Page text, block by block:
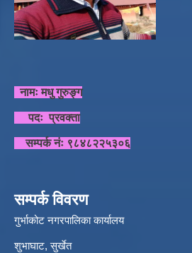
नामः मधु गुरुङ्ग
पदः प्रवक्ता
सम्पर्क नंः ९८४८२२५३०६
सम्पर्क विवरण
गुर्भाकोट नगरपालिका कार्यालय
शुभाघाट, सुर्खेत